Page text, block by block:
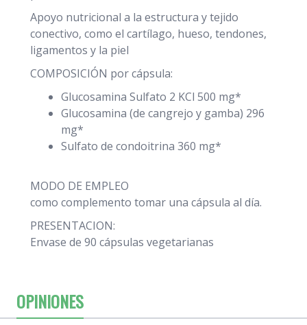
Apoyo nutricional a la estructura y tejido
conectivo, como el cartílago, hueso, tendones,
ligamentos y la piel
COMPOSICIÓN por cápsula:
Glucosamina Sulfato 2 KCl 500 mg*
Glucosamina (de cangrejo y gamba) 296
mg*
Sulfato de condoitrina 360 mg*
MODO DE EMPLEO
como complemento tomar una cápsula al día.
PRESENTACION:
Envase de 90 cápsulas vegetarianas
OPINIONES